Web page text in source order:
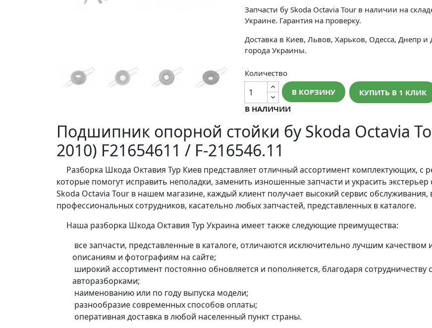
Запчасти бу Skoda Octavia Tour в наличии на
Украине. Гарантия на проверку.
Доставка в Киев, Львов, Харьков, Одесса, Днепр и
города Украины.
Количество
В КОРЗИНУ
КУПИТЬ В 1 КЛИК
В НАЛИЧИИ
Подшипник опорной стойки бу Skoda Octavia
2010) F21654611 / F-216546.11
Разборка Шкода Октавия Тур Киев представляет отличный ассортимент комплектующих, с
которые помогут исправить неполадки, заменить изношенные запчасти и украсить
Skoda Octavia Tour в нашем магазине, каждый клиент получает высокий сервис
профессиональных сотрудников, касательно любых запчастей, представленных в каталоге.
Наша разборка Шкода Октавия Тур Украина имеет также следующие преимущества:
все запчасти, представленные в каталоге, отличаются исключительно лучшим
описаниям и фотографиям на сайте;
широкий ассортимент постоянно обновляется и пополняется, благодаря
авторазборками;
наименованию или по году выпуска модели;
разнообразие современных способов оплаты;
оперативная доставка в любой населенный пункт страны.